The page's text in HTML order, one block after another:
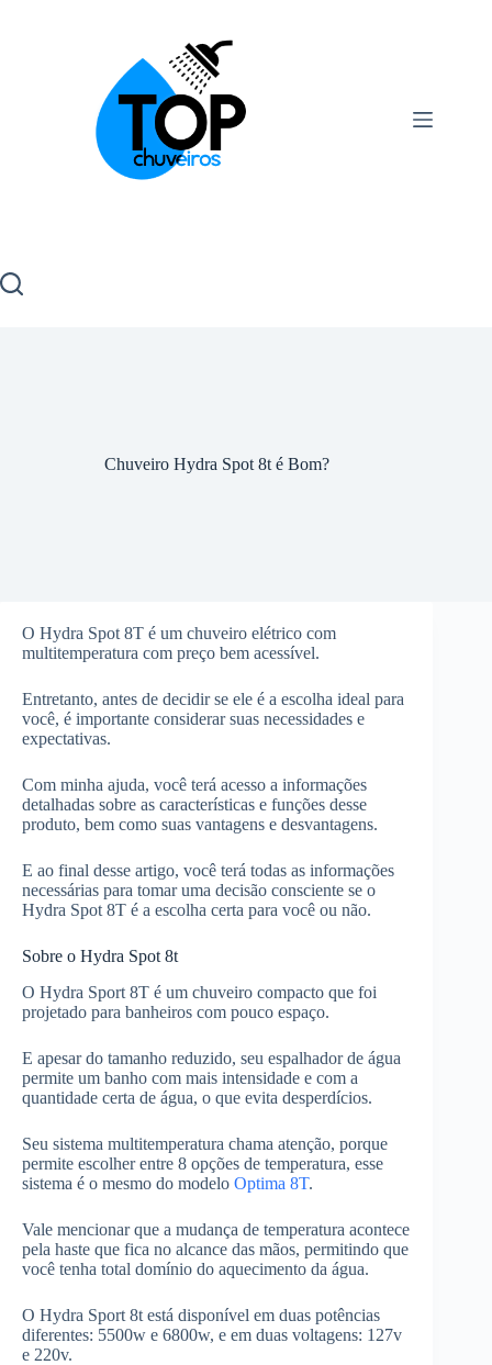
Chuveiro Hydra Spot 8t é Bom?
O Hydra Spot 8T é um chuveiro elétrico com
multitemperatura com preço bem acessível.
Entretanto, antes de decidir se ele é a escolha ideal para
você, é importante considerar suas necessidades e
expectativas.
Com minha ajuda, você terá acesso a informações
detalhadas sobre as características e funções desse
produto, bem como suas vantagens e desvantagens.
E ao final desse artigo, você terá todas as informações
necessárias para tomar uma decisão consciente se o
Hydra Spot 8T é a escolha certa para você ou não.
Sobre o Hydra Spot 8t
O Hydra Sport 8T é um chuveiro compacto que foi
projetado para banheiros com pouco espaço.
E apesar do tamanho reduzido, seu espalhador de água
permite um banho com mais intensidade e com a
quantidade certa de água, o que evita desperdícios.
Seu sistema multitemperatura chama atenção, porque
permite escolher entre 8 opções de temperatura, esse
sistema é o mesmo do modelo Optima 8T.
Vale mencionar que a mudança de temperatura acontece
pela haste que fica no alcance das mãos, permitindo que
você tenha total domínio do aquecimento da água.
O Hydra Sport 8t está disponível em duas potências
diferentes: 5500w e 6800w, e em duas voltagens: 127v
e 220v.